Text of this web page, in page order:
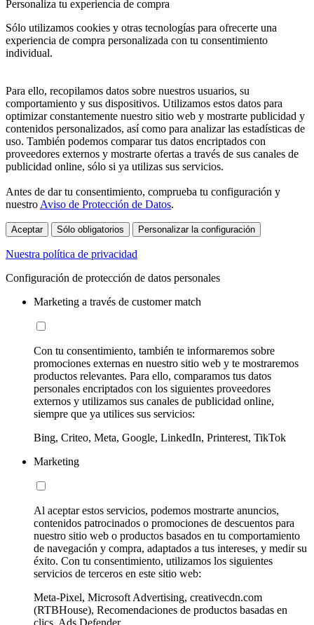
Personaliza tu experiencia de compra
Sólo utilizamos cookies y otras tecnologías para ofrecerte una
experiencia de compra personalizada con tu consentimiento
individual.
Para ello, recopilamos datos sobre nuestros usuarios, su
comportamiento y sus dispositivos. Utilizamos estos datos para
optimizar constantemente nuestro sitio web y mostrarte publicidad y
contenidos personalizados, así como para analizar las estadísticas de
uso. También podemos comparar tus datos encriptados con
proveedores externos y mostrarte ofertas a través de sus canales de
publicidad online, sólo si ya utilizas sus servicios.
Antes de dar tu consentimiento, comprueba tu configuración y
nuestro Aviso de Protección de Datos.
Aceptar Sólo obligatorios Personalizar la configuración
Nuestra política de privacidad
Configuración de protección de datos personales
Marketing a través de customer match
Con tu consentimiento, también te informaremos sobre
promociones externas en nuestro sitio web y te mostraremos
productos relevantes. Para ello, comparamos tus datos
personales encriptados con los siguientes proveedores
externos y utilizamos sus canales de publicidad online,
siempre que ya utilices sus servicios:
Bing, Criteo, Meta, Google, LinkedIn, Printerest, TikTok
Marketing
Al aceptar estos servicios, podemos mostrarte anuncios,
contenidos patrocinados o promociones de descuentos para
nuestro sitio web o productos basados en tu comportamiento
de navegación y compra, adaptados a tus intereses, y medir su
éxito. Con tu consentimiento, utilizamos los siguientes
servicios de terceros en este sitio web:
Meta-Pixel, Microsoft Advertising, creativecdn.com
(RTBHouse), Recomendaciones de productos basadas en
clics, Ads Defender